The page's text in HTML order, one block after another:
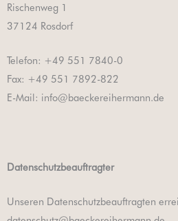
Rischenweg 1
37124 Rosdorf
Telefon: +49 551 7840-0
Fax: +49 551 7892-822
E-Mail: info@baeckereihermann.de
Datenschutzbeauftragter
Unseren Datenschutzbeauftragten